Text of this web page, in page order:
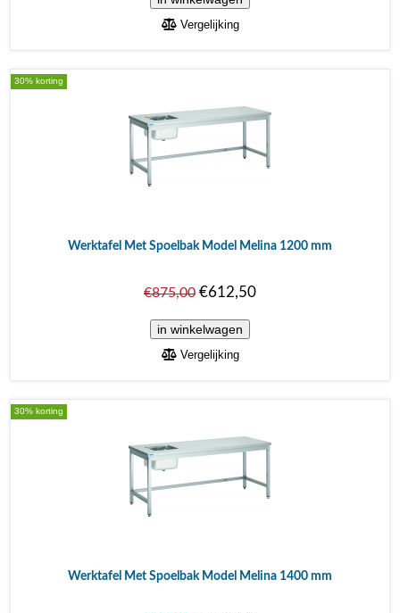
Vergelijking
30% korting
Werktafel Met Spoelbak Model Melina 1200 mm
€875,00 €612,50
Vergelijking
30% korting
Werktafel Met Spoelbak Model Melina 1400 mm